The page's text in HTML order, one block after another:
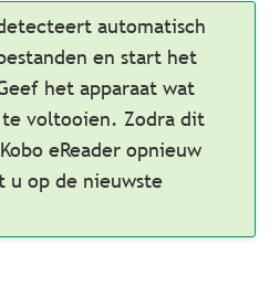
automatisch
en start het
het apparaat wat
voltooien. Zodra dit
eReader opnieuw
u op de nieuwste